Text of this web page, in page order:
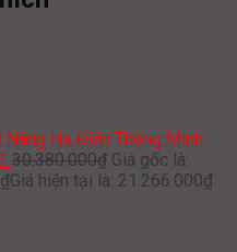
Nâng Hạ Điện Thông Minh
30.380.000₫ Giá gốc là:
₫Giá hiện tại là: 21.266.000₫.